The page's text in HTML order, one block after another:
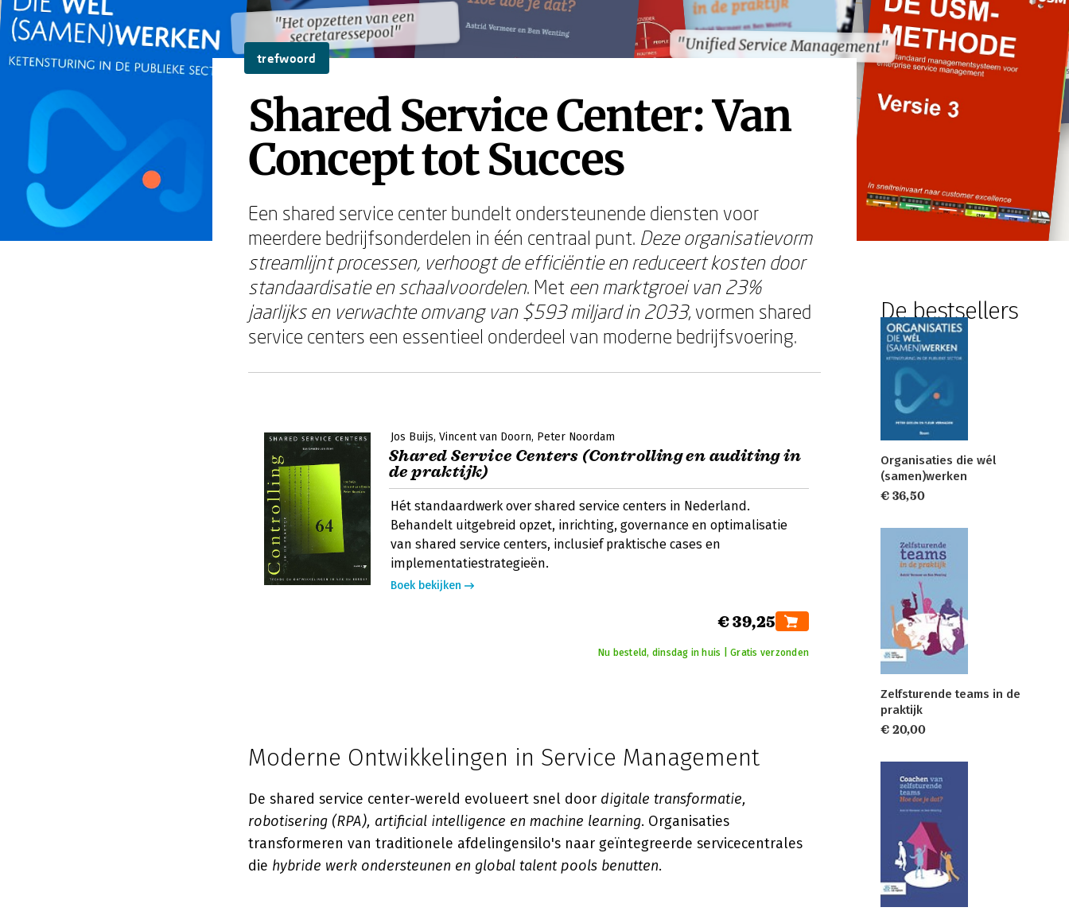
"Het opzetten van een
secretaressepool" "Unified Service Management"
"Het opzetten van een
secretaressepool" "Unified Service Management"
trefwoord
Shared Service Center: Van
Concept tot Succes
Een shared service center bundelt ondersteunende diensten voor
meerdere bedrijfsonderdelen in één centraal punt. Deze organisatievorm
streamlijnt processen, verhoogt de efficiëntie en reduceert kosten door
standaardisatie en schaalvoordelen. Met een marktgroei van 23%
jaarlijks en verwachte omvang van $593 miljard in 2033, vormen shared
service centers een essentieel onderdeel van moderne bedrijfsvoering.
Jos Buijs Vincent van Doorn Peter Noordam
Shared Service Centers (Controlling en auditing in
de praktijk)
Hét standaardwerk over shared service centers in Nederland.
Behandelt uitgebreid opzet, inrichting, governance en optimalisatie
van shared service centers, inclusief praktische cases en
implementatiestrategieën.
Boek bekijken
€ 39,25
Nu besteld, dinsdag in huis | Gratis verzonden
Moderne Ontwikkelingen in Service Management
De shared service center-wereld evolueert snel door digitale transformatie,
robotisering (RPA), artificial intelligence en machine learning. Organisaties
transformeren van traditionele afdelingensilo's naar geïntegreerde servicecentrales
die hybride werk ondersteunen en global talent pools benutten.
De bestsellers
Organisaties die wél
(samen)werken
€ 36,50
Zelfsturende teams in de
praktijk
€ 20,00